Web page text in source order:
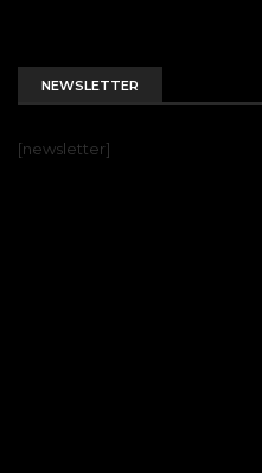
NEWSLETTER
[newsletter]